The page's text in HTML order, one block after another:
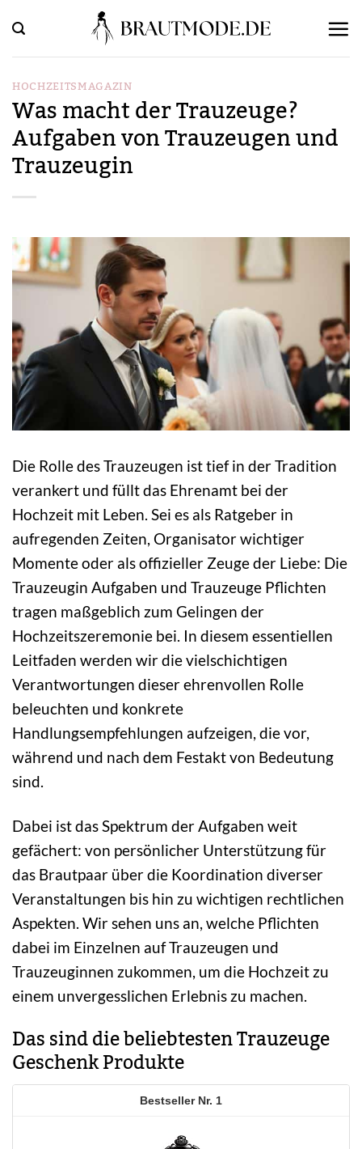
Inhalt
springen
HOCHZEITSMAGAZIN
Was macht der Trauzeuge?
Aufgaben von Trauzeugen und
Trauzeugin
Die Rolle des Trauzeugen ist tief in der Tradition
verankert und füllt das Ehrenamt bei der
Hochzeit mit Leben. Sei es als Ratgeber in
aufregenden Zeiten, Organisator wichtiger
Momente oder als offizieller Zeuge der Liebe: Die
Trauzeugin Aufgaben und Trauzeuge Pflichten
tragen maßgeblich zum Gelingen der
Hochzeitszeremonie bei. In diesem essentiellen
Leitfaden werden wir die vielschichtigen
Verantwortungen dieser ehrenvollen Rolle
beleuchten und konkrete
Handlungsempfehlungen aufzeigen, die vor,
während und nach dem Festakt von Bedeutung
sind.
Dabei ist das Spektrum der Aufgaben weit
gefächert: von persönlicher Unterstützung für
das Brautpaar über die Koordination diverser
Veranstaltungen bis hin zu wichtigen rechtlichen
Aspekten. Wir sehen uns an, welche Pflichten
dabei im Einzelnen auf Trauzeugen und
Trauzeuginnen zukommen, um die Hochzeit zu
einem unvergesslichen Erlebnis zu machen.
Das sind die beliebtesten Trauzeuge
Geschenk Produkte
1